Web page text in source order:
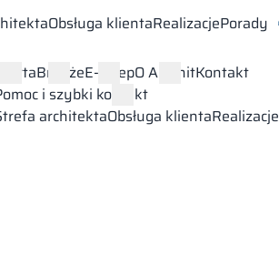
Obsługa klientaRealizacjePorady
BranżeE-sklepO AlsanitKontakt
i szybki kontakt
architektaObsługa klientaRealizacje